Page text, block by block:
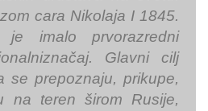
cara Nikolaja I 1845.
imalo prvorazredni
Glavni cilj
se prepoznaju, prikupe,
na teren širom Rusije,